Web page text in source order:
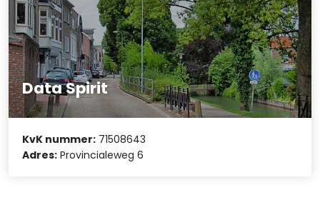
Data Spirit
KvK nummer: 71508643
Adres: Provincialeweg 6